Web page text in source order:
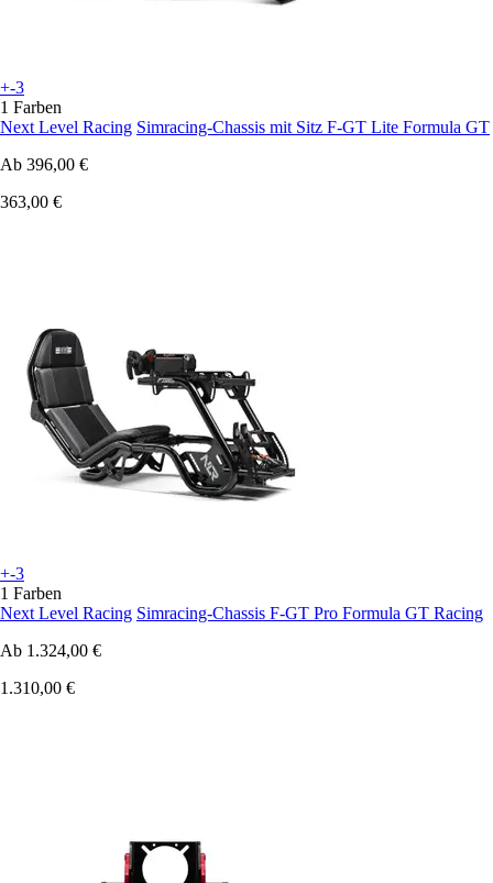
+-3
1 Farben
Next Level Racing Simracing-Chassis mit Sitz F-GT Lite Formula GT
Ab 396,00 €
363,00 €
+-3
1 Farben
Next Level Racing Simracing-Chassis F-GT Pro Formula GT Racing
Ab 1.324,00 €
1.310,00 €